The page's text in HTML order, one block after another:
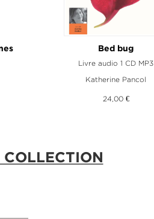
Bed bug
Livre audio 1 CD MP3
Katherine Pancol
24,00 €
COLLECTION